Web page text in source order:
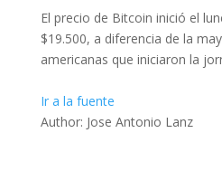
El precio de Bitcoin inició el
$19.500, a diferencia de la
americanas que iniciaron la
Ir a la fuente
Author: Jose Antonio Lanz